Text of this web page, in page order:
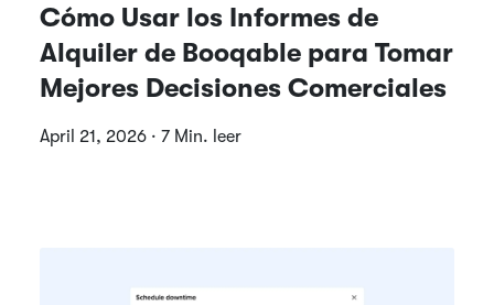
Cómo Usar los Informes de
Alquiler de Booqable para Tomar
Mejores Decisiones Comerciales
April 21, 2026 · 7 Min. leer